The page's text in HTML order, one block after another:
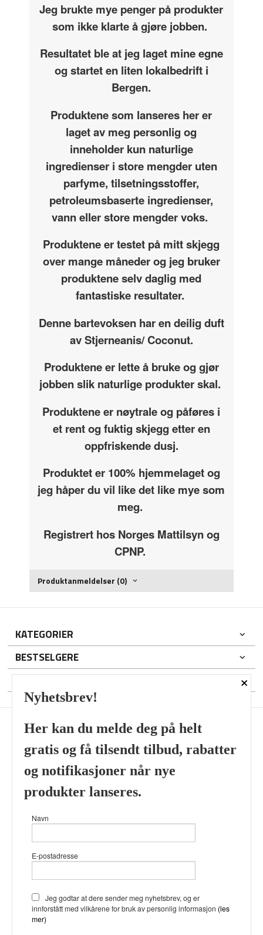
Jeg brukte mye penger på produkter
som ikke klarte å gjøre jobben.
Resultatet ble at jeg laget mine egne
og startet en liten lokalbedrift i
Bergen.
Produktene som lanseres her er
laget av meg personlig og
inneholder kun naturlige
ingredienser i store mengder uten
parfyme, tilsetningsstoffer,
petroleumsbaserte ingredienser,
vann eller store mengder voks.
Produktene er testet på mitt skjegg
over mange måneder og jeg bruker
produktene selv daglig med
fantastiske resultater.
Denne bartevoksen har en deilig duft
av Stjerneanis/ Coconut.
Produktene er lette å bruke og gjør
jobben slik naturlige produkter skal.
Produktene er nøytrale og påføres i
et rent og fuktig skjegg etter en
oppfriskende dusj.
Produktet er 100% hjemmelaget og
jeg håper du vil like det like mye som
meg.
Registrert hos Norges Mattilsyn og
CPNP.
Produktanmeldelser (0)
KATEGORIER
BESTSELGERE
DIN KONTO
Frakt Kjøpsbetingelser
Sikkerhet og personvern
Nyhetsbrev
Viking’s Perfume House & Beard Co Fløenbakken 43 A 5009
Bergen Tlf.41696407- Foretaksregisteret 933905799
du får en bedre kjøpsopplevelse og
bruker cookies hovedsaklig til å
lagre innloggingsdetaljer og huske
hva du har puttet i handlekurven
din. Fortsett å bruke siden som
×
Nyhetsbrev!
Her kan du melde deg på helt
gratis og få tilsendt tilbud, rabatter
og notifikasjoner når nye
produkter lanseres.
Navn
E-postadresse
Jeg godtar at dere sender meg nyhetsbrev, og er
innforstått med vilkårene for bruk av personlig informasjon (les
mer)